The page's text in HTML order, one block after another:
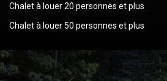
Chalet à louer 20 personnes et plus
Chalet à louer 50 personnes et plus